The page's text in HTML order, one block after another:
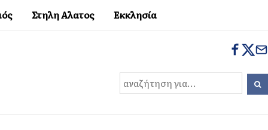
Στηλη Αλατος Εκκλησία